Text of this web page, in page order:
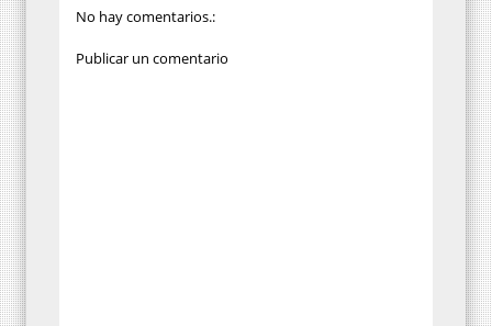
No hay comentarios.:
Publicar un comentario